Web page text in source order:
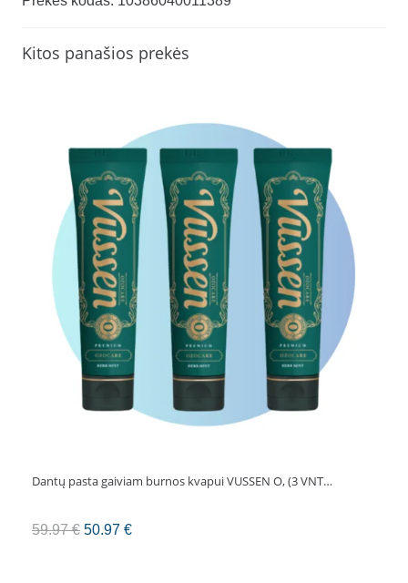
su
Plus",
Kitos panašios prekės
Dantų pasta gaiviam burnos kvapui VUSSEN O, (3 VNT…
59.97€ Original
50.97 €Current